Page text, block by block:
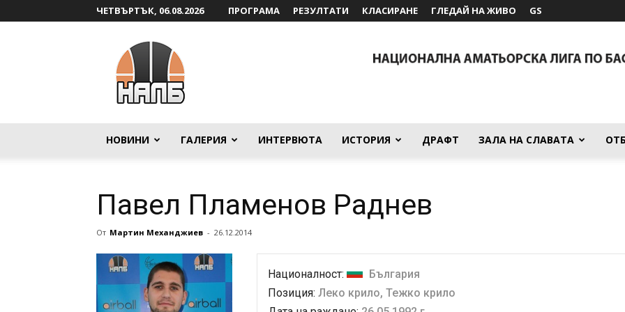
ЧЕТВЪРТЪК, 06.08.2026 ПРОГРАМА РЕЗУЛТАТИ КЛАСИРАНЕ ГЛЕДАЙ НА ЖИВО GS
НОВИНИ ГАЛЕРИЯ ИНТЕРВЮТА ИСТОРИЯ ДРАФТ ЗАЛА НА СЛАВАТА
Павел Пламенов Раднев
От Мартин Механджиев - 26.12.2014
Националност:
България
Позиция: Леко крило, Тежко крило